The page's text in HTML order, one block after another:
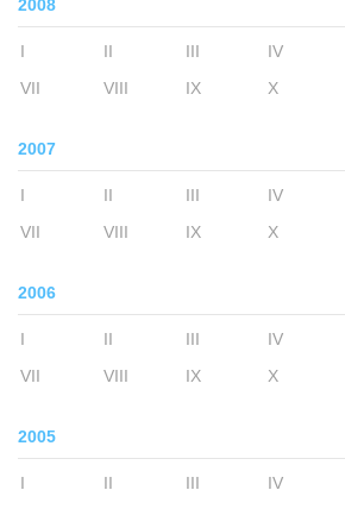
2008
I II III IV
VII
VIII IX X
2007
I II III IV
VII
VIII IX X
2006
I II III IV
VII
VIII IX X
2005
I II III IV